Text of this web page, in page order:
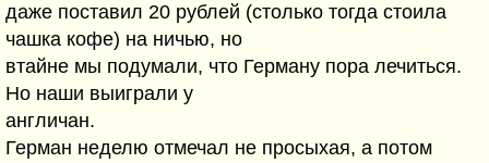
даже поставил 20 рублей (столько тогда стоила
чашка кофе) на ничью, но
втайне мы подумали, что Герману пора лечиться.
Но наши выиграли у
англичан.
Герман неделю отмечал не просыхая, а потом